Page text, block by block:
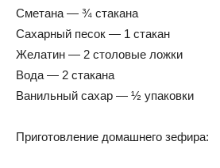
Сметана — ¾ стакана
Сахарный песок — 1 стакан
Желатин — 2 столовые ложки
Вода — 2 стакана
Ванильный сахар — ½ упаковки
Приготовление домашнего зефира: